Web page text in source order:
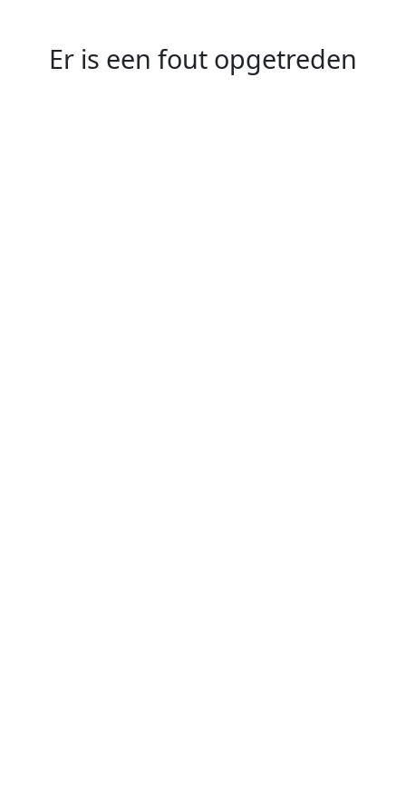
Er is een fout opgetreden